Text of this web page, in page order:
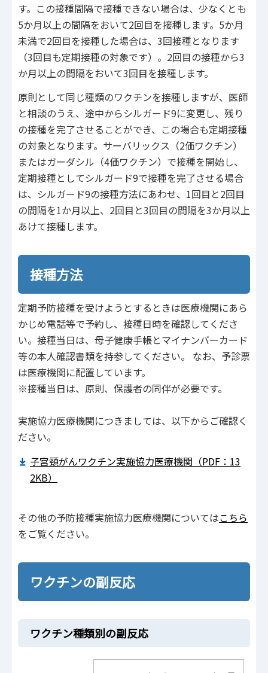
す。この接種間隔で接種できない場合は、少なくとも
5か月以上の間隔をおいて2回目を接種します。5か月
未満で2回目を接種した場合は、3回接種となります
（3回目も定期接種の対象です）。2回目の接種から3
か月以上の間隔をおいて3回目を接種します。
原則として同じ種類のワクチンを接種しますが、医師
と相談のうえ、途中からシルガード9に変更し、残り
の接種を完了させることができ、この場合も定期接種
の対象となります。サーバリックス（2価ワクチン）
またはガーダシル（4価ワクチン）で接種を開始し、
定期接種としてシルガード9で接種を完了させる場合
は、シルガード9の接種方法にあわせ、1回目と2回目
の間隔を1か月以上、2回目と3回目の間隔を3か月以上
あけて接種します。
接種方法
定期予防接種を受けようとするときは医療機関にあら
かじめ電話等で予約し、接種日時を確認してくださ
い。接種当日は、母子健康手帳とマイナンバーカード
等の本人確認書類を持参してください。 なお、予診票
は医療機関に配置しています。
※接種当日は、原則、保護者の同伴が必要です。
実施協力医療機関につきましては、以下からご確認く
ださい。
子宮頸がんワクチン実施協力医療機関（PDF：13
2KB）
その他の予防接種実施協力医療機関についてはこちら
をご覧ください。
ワクチンの副反応
ワクチン種類別の副反応